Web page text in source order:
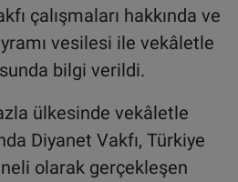
çalışmaları hakkında ve
vesilesi ile vekâletle
bilgi verildi.
ülkesinde vekâletle
Diyanet Vakfı, Türkiye
olarak gerçekleşen